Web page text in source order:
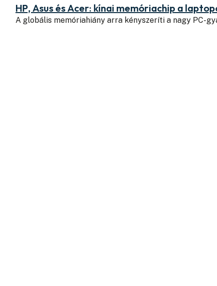
HP, Asus és Acer: kínai memóriachip a
A globális memóriahiány arra kényszeríti a nagy PC-